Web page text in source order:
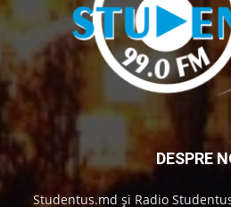
DESPRE
Studentus.md și Radio